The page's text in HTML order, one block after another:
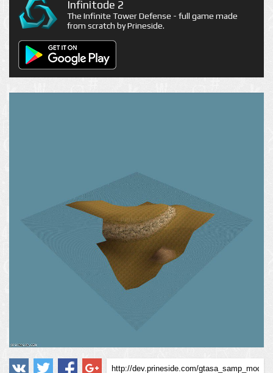
Infinitode 2
The Infinite Tower Defense - full game made
from scratch by Prineside.